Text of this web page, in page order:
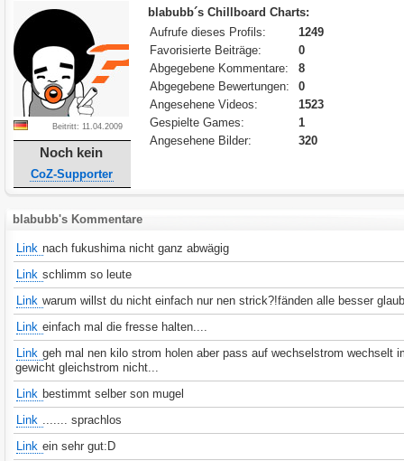
Beitritt: 11.04.2009
Noch kein
CoZ-Supporter
blabubb´s Chillboard Charts:
Aufrufe dieses Profils:
1249
Favorisierte Beiträge:
0
Abgegebene Kommentare:
8
Abgegebene Bewertungen:
0
Angesehene Videos:
1523
Gespielte Games:
1
Angesehene Bilder:
320
blabubb's Kommentare
Link nach fukushima nicht ganz abwägig
Link schlimm so leute
Link warum willst du nicht einfach nur nen strick?!fänden alle besser
Link einfach mal die fresse halten....
Link geh mal nen kilo strom holen aber pass auf wechselstrom wechselt
gewicht gleichstrom nicht...
Link bestimmt selber son mugel
Link ....... sprachlos
Link ein sehr gut:D